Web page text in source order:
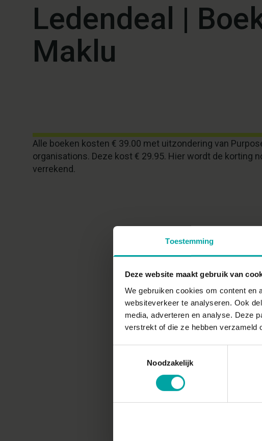
Toestemming
Deze website maakt gebruik van
We gebruiken cookies om content en
websiteverkeer te analyseren. Ook
media, adverteren en analyse. Deze
verstrekt of die ze hebben verzameld
Noodzakelijk
Ledendeal |
Maklu
Alle boeken kosten € 39.00 met uitzondering van
organisations. Deze kost € 29.95. Hier wordt de korting
verrekend.